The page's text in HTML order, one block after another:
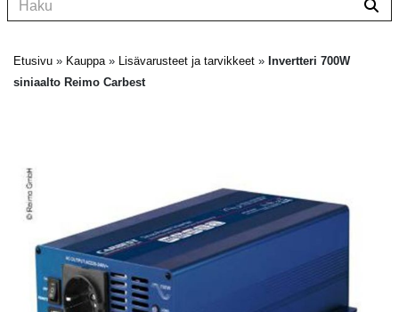
Etusivu » Kauppa» Lisävarusteet ja tarvikkeet » Invertteri 700W
siniaalto Reimo Carbest